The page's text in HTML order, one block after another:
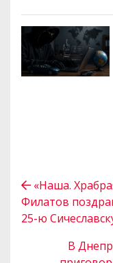
«Наша.
Филатов
25-ю
В